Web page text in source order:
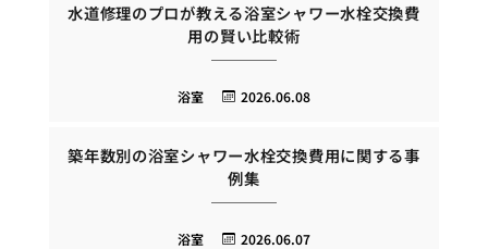
水道修理のプロが教える浴室シャワー水栓交換費
用の賢い比較術
2026.06.08
浴室
築年数別の浴室シャワー水栓交換費用に関する事
例集
2026.06.07
浴室